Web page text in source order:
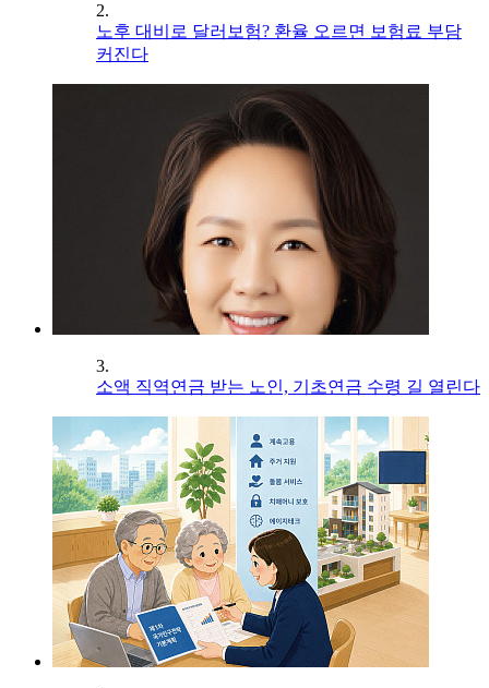
2.
노후 대비로 달러보험? 환율 오르면 보험료 부담
커진다
3.
소액 직역연금 받는 노인, 기초연금 수령 길 열린다